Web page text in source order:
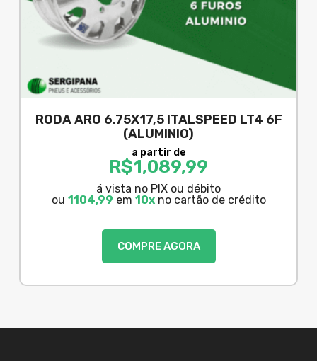
RODA ARO 6.75X17,5 ITALSPEED LT4 6F
(ALUMINIO)
a partir de
R$1,089,99
á vista no PIX ou débito
ou 1104,99 em 10xno cartão de crédito
COMPRE AGORA